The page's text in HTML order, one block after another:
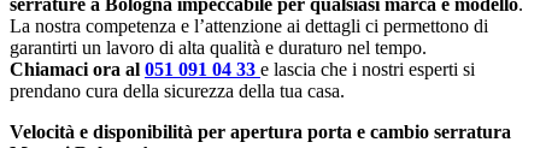
serrature a Bologna impeccabile per qualsiasi marca e modello.
La nostra competenza e l’attenzione ai dettagli ci permettono di
garantirti un lavoro di alta qualità e duraturo nel tempo.
Chiamaci ora al 051 091 04 33 e lascia che i nostri esperti si
prendano cura della sicurezza della tua casa.
Velocità e disponibilità per apertura porta e cambio serratura